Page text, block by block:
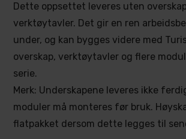
Dette oppsettet leveres uten
verktøytavler. Det gir en ren
under, og kan bygges videre med
overskap, verktøytavler og flere
serie.
Merk: Underskapene leveres ikke
moduler må monteres før bruk.
flatpakket dersom dette legges til